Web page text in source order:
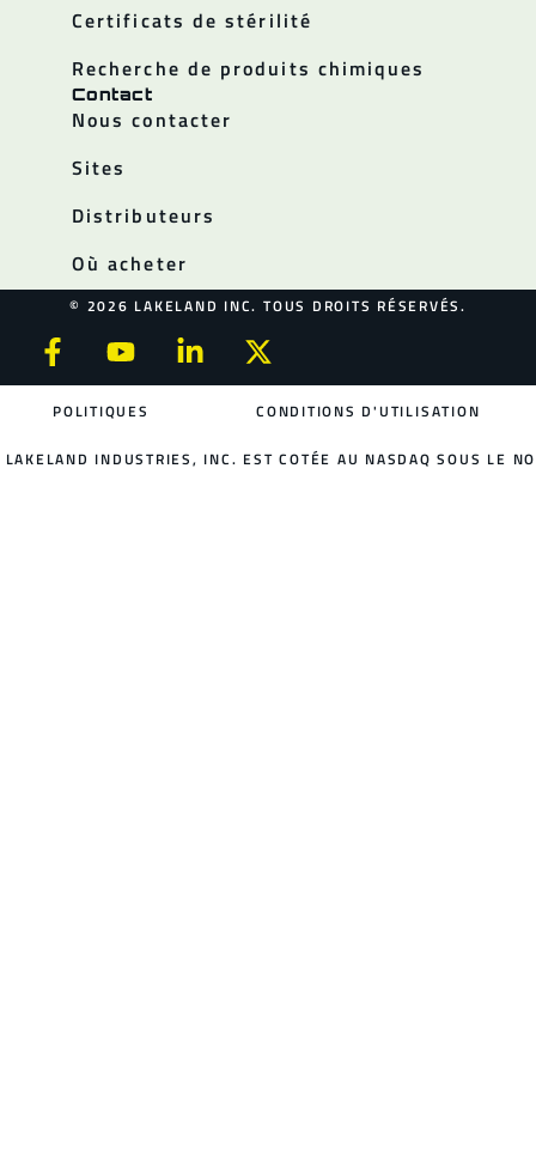
Certificats de stérilité
Recherche de produits chimiques
Contact
Nous contacter
Sites
Distributeurs
Où acheter
© 2026 LAKELAND INC. TOUS DROITS RÉSERVÉS.
POLITIQUES CONDITIONS D'UTILISATION
LAKELAND INDUSTRIES, INC. EST COTÉE AU NASDAQ SOUS LE